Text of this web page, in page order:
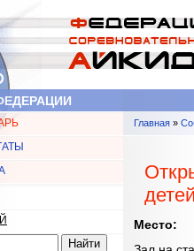
ВыГлавная»
Место: